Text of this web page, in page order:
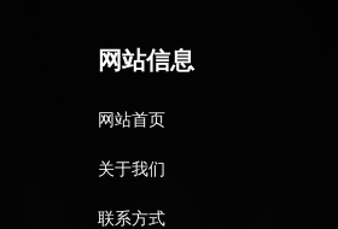
网站信息
网站首页
关于我们
联系方式